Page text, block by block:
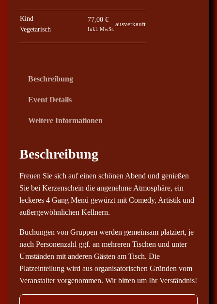
7
8
0
Kind
Vegetarisch
77,00 €
Inkl. MwSt.
ausverkauft
Beschreibung
Event Details
Weitere Informationen
Beschreibung
Freuen Sie sich auf einen schönen Abend und genießen
Sie bei Kerzenschein die angenehme Atmosphäre, ein
leckeres 4 Gang Menü gewürzt mit Comedy, Artistik und
außergewöhnlichen Kellnern.
Buchungen von Gruppen werden gemeinsam platziert, je
nach Personenzahl ggf. an mehreren Tischen und unter
Umständen mit anderen Gästen am Tisch. Die
Platzeinteilung wird aus organisatorischen Gründen vom
Veranstalter vorgenommen. Wir bitten um Ihr Verständnis!